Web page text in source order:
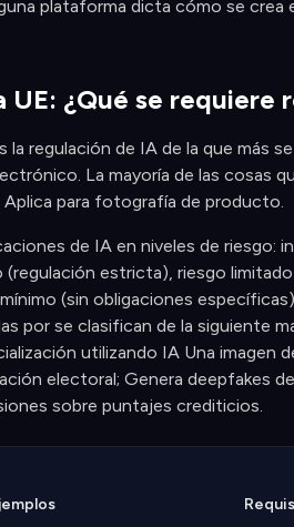
plataforma dicta cómo se crea
UE: ¿Qué se requiere
la regulación de IA de la que más
La mayoría de las cosas
para fotografía de producto.
de IA en niveles de riesgo:
(regulación estricta), riesgo
(sin obligaciones
por se clasifican de la siguiente
utilizando IA Una imagen
electoral; Genera deepfakes
sobre puntajes crediticios.